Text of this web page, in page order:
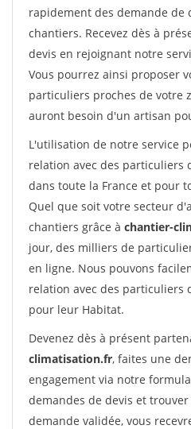
rapidement des demande de
chantiers. Recevez dès à
devis en rejoignant notre
Vous pourrez ainsi proposer
particuliers proches de votre
auront besoin d'un artisan
L'utilisation de notre service
relation avec des particuliers
dans toute la France et pour
Quel que soit votre secteur
chantiers grâce à chantier-
jour, des milliers de
en ligne. Nous pouvons
relation avec des particuliers
pour leur Habitat.
Devenez dès à présent
climatisation.fr, faites une
engagement via notre
demandes de devis et
demande validée, vous